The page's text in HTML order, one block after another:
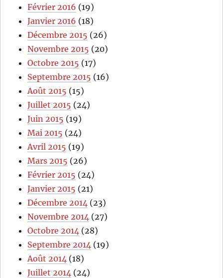
Février 2016 (19)
Janvier 2016 (18)
Décembre 2015 (26)
Novembre 2015 (20)
Octobre 2015 (17)
Septembre 2015 (16)
Août 2015 (15)
Juillet 2015 (24)
Juin 2015 (19)
Mai 2015 (24)
Avril 2015 (19)
Mars 2015 (26)
Février 2015 (24)
Janvier 2015 (21)
Décembre 2014 (23)
Novembre 2014 (27)
Octobre 2014 (28)
Septembre 2014 (19)
Août 2014 (18)
Juillet 2014 (24)